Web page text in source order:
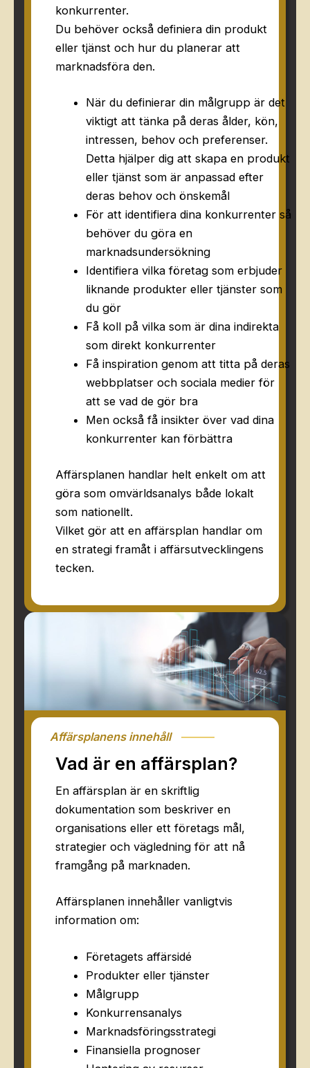
konkurrenter.
Du behöver också definiera din produkt
eller tjänst och hur du planerar att
marknadsföra den.
När du definierar din målgrupp är det
viktigt att tänka på deras ålder, kön,
intressen, behov och preferenser.
Detta hjälper dig att skapa en produkt
eller tjänst som är anpassad efter
deras behov och önskemål
För att identifiera dina konkurrenter så
behöver du göra en
marknadsundersökning
Identifiera vilka företag som erbjuder
liknande produkter eller tjänster som
du gör
Få koll på vilka som är dina indirekta
som direkt konkurrenter
Få inspiration genom att titta på deras
webbplatser och sociala medier för
att se vad de gör bra
Men också få insikter över vad dina
konkurrenter kan förbättra
Affärsplanen handlar helt enkelt om att
göra som omvärldsanalys både lokalt
som nationellt.
Vilket gör att en affärsplan handlar om
en strategi framåt i affärsutvecklingens
tecken.
Affärsplanens innehåll
Vad är en affärsplan?
En affärsplan är en skriftlig
dokumentation som beskriver en
organisations eller ett företags mål,
strategier och vägledning för att nå
framgång på marknaden.
Affärsplanen innehåller vanligtvis
information om:
Företagets affärsidé
Produkter eller tjänster
Målgrupp
Konkurrensanalys
Marknadsföringsstrategi
Finansiella prognoser